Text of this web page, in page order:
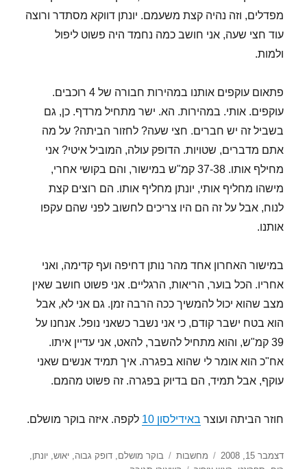
מפדלים, וזה נהיה קצת משעמם. יונתן דווקא מסתדר ורוצה
עוד חצי שעה, אני חושב כמה נחמד היה פשוט ליפול
ולמות.
פתאום עוקפים אותנו במהירות חבורה של 4 רוכבים.
עוקפים. אותי. במהירות. הא. ישר מתחיל מרדף. כן, גם
בשביל זה יש חברים. חצי שעה? לחזור הביתה? על מה
אתם מדברים, שטויות. הדופק עולה, המוביל איטי? אני
מחילף אותו. 37-38 קמ"ש במישור, והם בקושי אחרי,
מישהו מחליף אותי, יונתן מחליף אותו. הם רוצים קצת
לנוח, אבל על זה הם היו צריכים לחשוב לפני שהם עקפו
אותנו.
במישור האחרון אחד מהר נותן דחיפה ועף קדימה, ואני
אחריו. הכל בוער, הריאות, הרגליים. אני פשוט חושב שאין
מצב שהוא יכול להמשיך ככה הרבה זמן. גם אני לא, אבל
הוא בטח ישבר קודם, כי אני נשבר כשאני נופל. אנחנו על
39 קמ"ש, והוא מתחיל להשבר, להאט, אני עדיין איתו.
אח"כ הוא אומר לי שהוא בפגרה. איך תמיד אנשים שאני
עוקף, אבל תמיד, הם בדיוק בפגרה. זה פשוט מהמם.
חוזר הביתה ועוצר באידילסון 10 לקפה. איזה בוקר מושלם.
פורסם
דצמבר 15, 2008 קטגוריות
מחשבות תגיות
בוקר מושלם ,דופק גבוה ,יאוש ,יונתן